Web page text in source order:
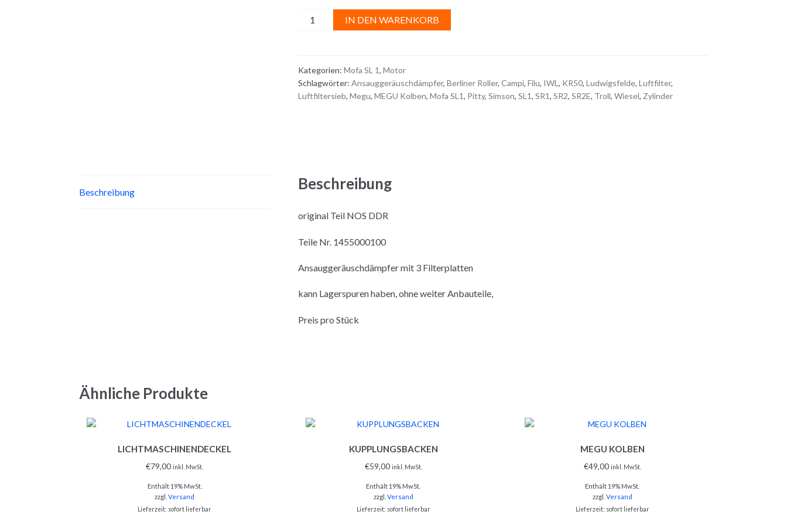
ANSAUGGERÄUSCHDÄMPFER
IN DEN WARENKORB
n
Kategorien: Mofa SL 1, Motor
Schlagwörter: Ansauggeräuschdämpfer, Berliner Roller, Campi, Filu, IWL , KR50, Ludwigsfelde, Luftfilter,
Luftfiltersieb, Megu, MEGU Kolben, Mofa SL1, Pitty, Simson, SL1, SR1, SR2, SR2E, Troll, Wiesel, Zylinder
Beschreibung Beschreibung
original Teil NOS DDR
Teile Nr. 1455000100
Ansauggeräuschdämpfer mit 3 Filterplatten
kann Lagerspuren haben, ohne weiter Anbauteile,
Preis pro Stück
Ähnliche Produkte
LICHTMASCHINENDECKEL
€79,00 inkl. MwSt.
Enthält 19% MwSt.
zzgl.Versand
Lieferzeit: sofort lieferbar
KUPPLUNGSBACKEN
€59,00 inkl. MwSt.
Enthält 19% MwSt.
zzgl. Versand
Lieferzeit: sofort lieferbar
MEGU KOLBEN
€49,00 inkl. MwSt.
Enthält 19% MwSt.
zzgl. Versand
Lieferzeit: sofort lieferbar